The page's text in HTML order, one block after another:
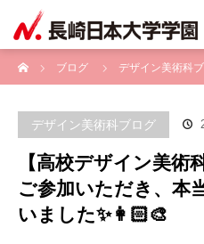
ブログ
デザイン美術科
デザイン美術科ブログ
【高校デザイン美術
ご参加いただき、本
いました✨👩🏻‍🎨